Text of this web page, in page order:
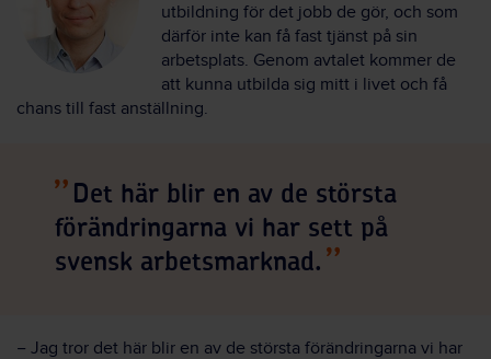
utbildning för det jobb de gör, och som
därför inte kan få fast tjänst på sin
arbetsplats. Genom avtalet kommer de
att kunna utbilda sig mitt i livet och få
chans till fast anställning.
Det här blir en av de största
förändringarna vi har sett på
svensk arbetsmarknad.
− Jag tror det här blir en av de största förändringarna vi har